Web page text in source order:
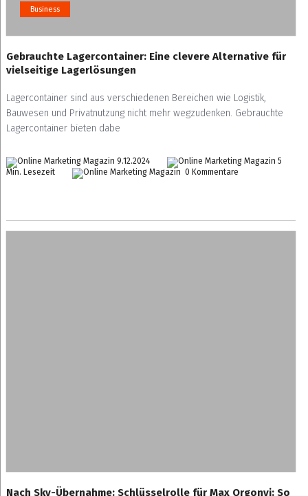
Business
Gebrauchte Lagercontainer: Eine clevere Alternative für
vielseitige Lagerlösungen
Lagercontainer sind aus verschiedenen Bereichen wie Logistik,
Bauwesen und Privatnutzung nicht mehr wegzudenken. Gebrauchte
Lagercontainer bieten dabe
9.12.2024
5
Min. Lesezeit
0 Kommentare
Nach Sky-Übernahme: Schlüsselrolle für Max Orgonyi: So